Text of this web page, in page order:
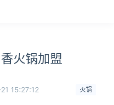
火锅加盟
火锅
15:27:12